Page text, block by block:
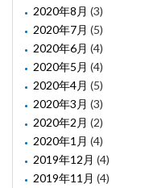
2020年8月 (3)
2020年7月 (5)
2020年6月 (4)
2020年5月 (4)
2020年4月 (5)
2020年3月 (3)
2020年2月 (2)
2020年1月 (4)
2019年12月 (4)
2019年11月 (4)